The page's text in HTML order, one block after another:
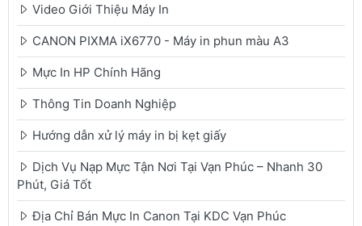
Video Giới Thiệu Máy In
CANON PIXMA iX6770 - Máy in phun màu A3
Mực In HP Chính Hãng
Thông Tin Doanh Nghiệp
Hướng dẫn xử lý máy in bị kẹt giấy
Dịch Vụ Nạp Mực Tận Nơi Tại Vạn Phúc – Nhanh 30
Phút, Giá Tốt
Địa Chỉ Bán Mực In Canon Tại KDC Vạn Phúc